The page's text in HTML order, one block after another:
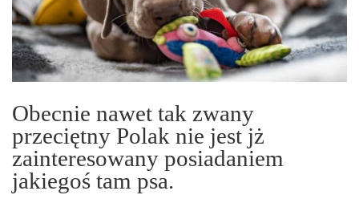
Obecnie nawet tak zwany
przeciętny Polak nie jest jż
zainteresowany posiadaniem
jakiegoś tam psa.